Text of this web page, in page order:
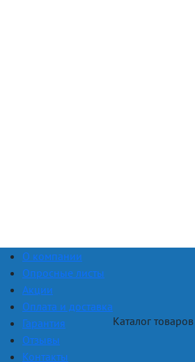
О компании
Опросные листы
Акции
Оплата и доставка
Гарантия
Отзывы
Контакты
Каталог товаров